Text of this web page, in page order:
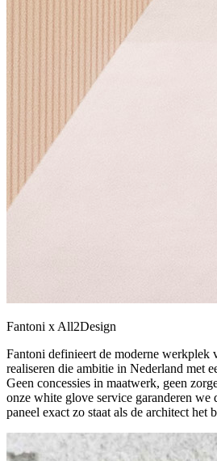
Fantoni x All2Design
Fantoni definieert de moderne werkplek
realiseren die ambitie in Nederland met
Geen concessies in maatwerk, geen
onze white glove service garanderen we
paneel exact zo staat als de architect het